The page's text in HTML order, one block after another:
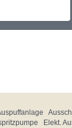
Elekt.